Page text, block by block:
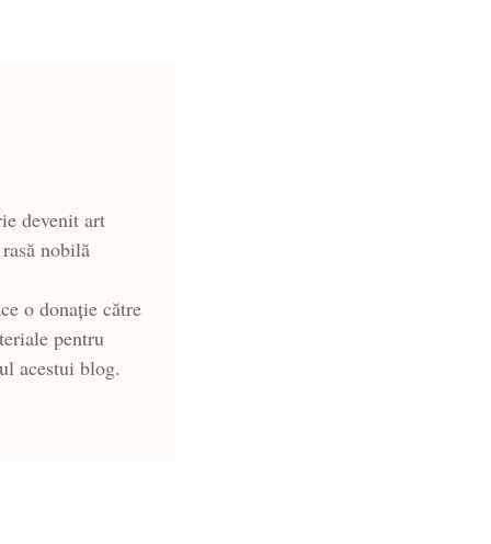
devenit art
nobilă
o donație către
pentru
acestui blog.